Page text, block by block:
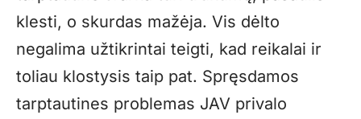
klesti, o skurdas mažėja. Vis dėlto
negalima užtikrintai teigti, kad reikalai ir
toliau klostysis taip pat. Spręsdamos
tarptautines problemas JAV privalo